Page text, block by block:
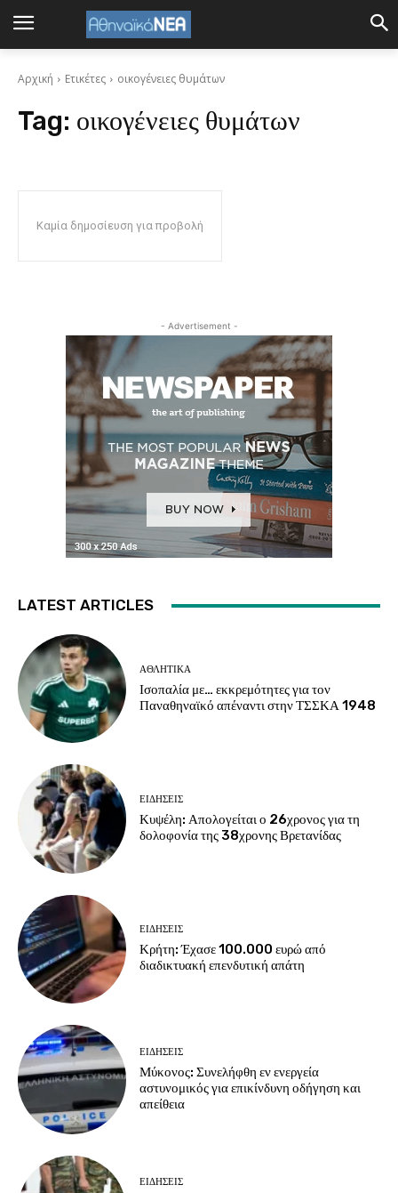
Αρχική Ετικέτες οικογένειες θυμάτων
Tag: οικογένειες θυμάτων
Καμία δημοσίευση για προβολή
- Advertisement -
LATEST ARTICLES
ΑΘΛΗΤΙΚΑ
Ισοπαλία με… εκκρεμότητες για τον
Παναθηναϊκό απέναντι στην ΤΣΣΚΑ 1948
ΕΙΔΗΣΕΙΣ
Κυψέλη: Απολογείται ο 26χρονος για τη
δολοφονία της 38χρονης Βρετανίδας
ΕΙΔΗΣΕΙΣ
Κρήτη: Έχασε 100.000 ευρώ από
διαδικτυακή επενδυτική απάτη
ΕΙΔΗΣΕΙΣ
Μύκονος: Συνελήφθη εν ενεργεία
αστυνομικός για επικίνδυνη οδήγηση και
απείθεια
ΕΙΔΗΣΕΙΣ